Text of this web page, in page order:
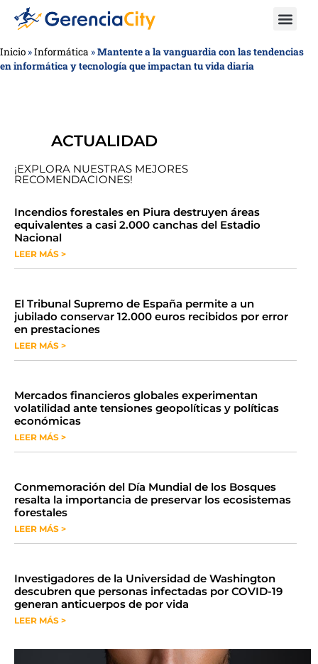
Inicio »Informática »Mantente a la vanguardia con las tendencias
en informática y tecnología que impactan tu vida diaria
ACTUALIDAD
¡EXPLORA NUESTRAS MEJORES
RECOMENDACIONES!
​​​​Incendios forestales en Piura destruyen áreas
equivalentes a casi 2.000 canchas del Estadio
Nacional
LEER MÁS >
​El Tribunal Supremo de España permite a un
jubilado conservar 12.000 euros recibidos por error
en prestaciones
LEER MÁS >
Mercados financieros globales experimentan
volatilidad ante tensiones geopolíticas y políticas
económicas
LEER MÁS >
Conmemoración del Día Mundial de los Bosques
resalta la importancia de preservar los ecosistemas
forestales
LEER MÁS >
Investigadores de la Universidad de Washington
descubren que personas infectadas por COVID-19
generan anticuerpos de por vida
LEER MÁS >